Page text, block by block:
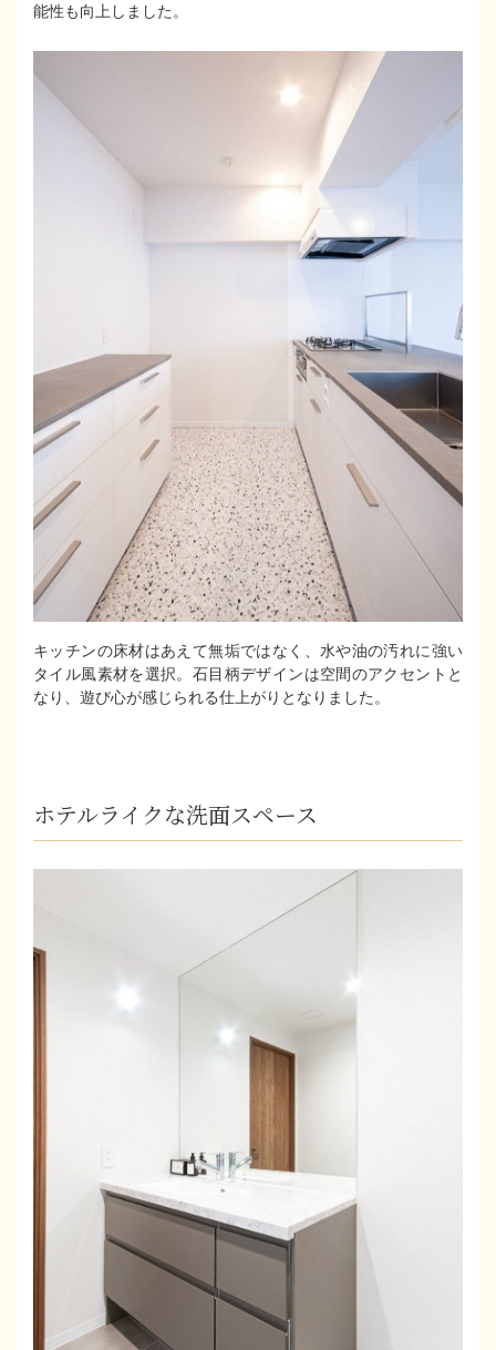
能性も向上しました。
キッチンの床材はあえて無垢ではなく、水や油の汚れに強い
タイル風素材を選択。石目柄デザインは空間のアクセントと
なり、遊び心が感じられる仕上がりとなりました。
ホテルライクな洗面スペース